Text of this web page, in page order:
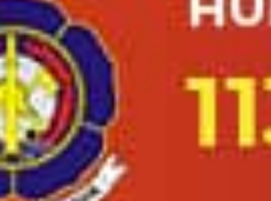
Apepi
Di Indoneisa